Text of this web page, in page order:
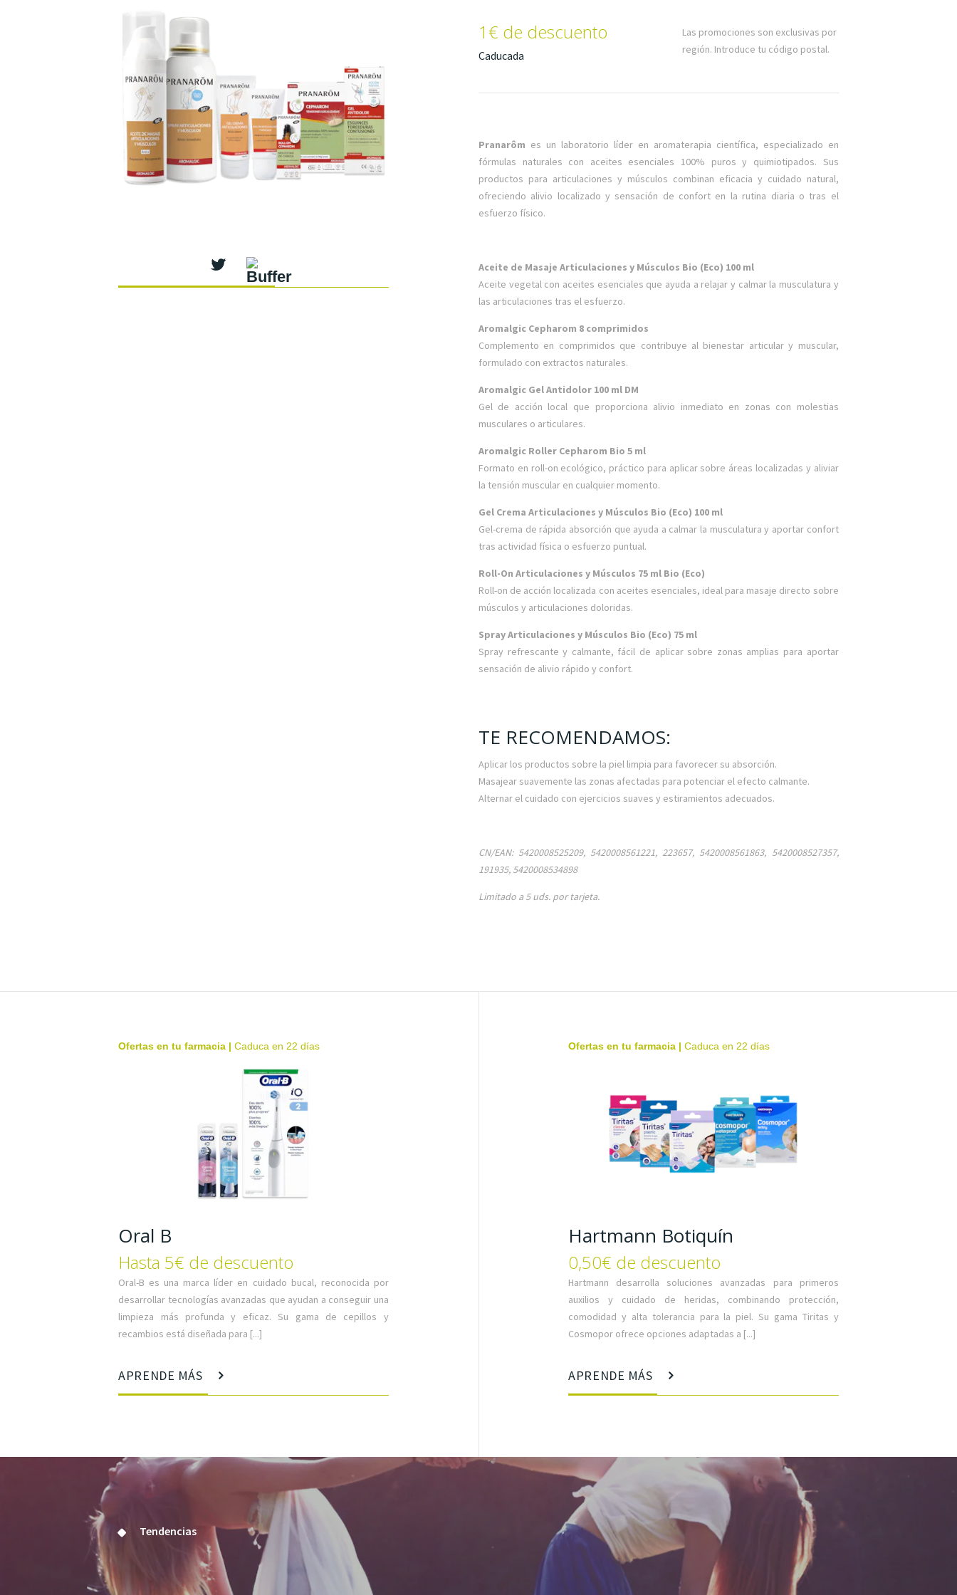
1€ de descuento
Caducada
Las promociones son exclusivas por
región. Introduce tu código postal.
Pranarôm es un laboratorio líder en aromaterapia científica, especializado en
fórmulas naturales con aceites esenciales 100% puros y quimiotipados. Sus
productos para articulaciones y músculos combinan eficacia y cuidado natural,
ofreciendo alivio localizado y sensación de confort en la rutina diaria o tras el
esfuerzo físico.
Aceite de Masaje Articulaciones y Músculos Bio (Eco) 100 ml
Aceite vegetal con aceites esenciales que ayuda a relajar y calmar la musculatura y
las articulaciones tras el esfuerzo.
Aromalgic Cepharom 8 comprimidos
Complemento en comprimidos que contribuye al bienestar articular y muscular,
formulado con extractos naturales.
Aromalgic Gel Antidolor 100 ml DM
Gel de acción local que proporciona alivio inmediato en zonas con molestias
musculares o articulares.
Aromalgic Roller Cepharom Bio 5 ml
Formato en roll-on ecológico, práctico para aplicar sobre áreas localizadas y aliviar
la tensión muscular en cualquier momento.
Gel Crema Articulaciones y Músculos Bio (Eco) 100 ml
Gel-crema de rápida absorción que ayuda a calmar la musculatura y aportar confort
tras actividad física o esfuerzo puntual.
Roll-On Articulaciones y Músculos 75 ml Bio (Eco)
Roll-on de acción localizada con aceites esenciales, ideal para masaje directo sobre
músculos y articulaciones doloridas.
Spray Articulaciones y Músculos Bio (Eco) 75 ml
Spray refrescante y calmante, fácil de aplicar sobre zonas amplias para aportar
sensación de alivio rápido y confort.
TE RECOMENDAMOS:
Aplicar los productos sobre la piel limpia para favorecer su absorción.
Masajear suavemente las zonas afectadas para potenciar el efecto calmante.
Alternar el cuidado con ejercicios suaves y estiramientos adecuados.
CN/EAN: 5420008525209, 5420008561221, 223657, 5420008561863, 5420008527357,
191935, 5420008534898
Limitado a 5 uds. por tarjeta.
Ofertas en tu farmacia |Caduca en 22 días
Oral B
Hasta 5€ de descuento
Oral-B es una marca líder en cuidado bucal, reconocida por
desarrollar tecnologías avanzadas que ayudan a conseguir una
limpieza más profunda y eficaz. Su gama de cepillos y
recambios está diseñada para [...]
APRENDE MÁS
Ofertas en tu farmacia |Caduca en 22 días
Hartmann Botiquín
0,50€ de descuento
Hartmann desarrolla soluciones avanzadas para primeros
auxilios y cuidado de heridas, combinando protección,
comodidad y alta tolerancia para la piel. Su gama Tiritas y
Cosmopor ofrece opciones adaptadas a [...]
APRENDE MÁS
Tendencias